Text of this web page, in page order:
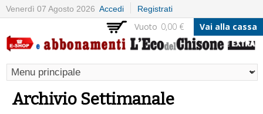
Salta al
contenuto
principale
Venerdì 07 Agosto 2026 Accedi Registrati
Vuoto 0,00 € Vai alla cassa
Archivio Settimanale